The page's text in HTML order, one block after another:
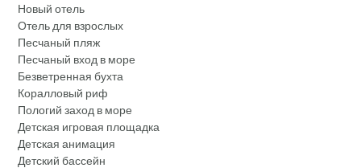
Новый отель
Отель для взрослых
Песчаный пляж
Песчаный вход в море
Безветренная бухта
Коралловый риф
Пологий заход в море
Детская игровая площадка
Детская анимация
Детский бассейн